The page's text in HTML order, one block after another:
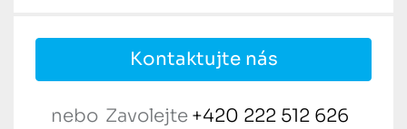
Kontaktujte nás
nebo Zavolejte +420 222 512 626